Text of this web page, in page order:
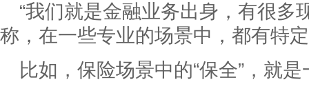
“我们就是金融业务出身，有很多
称，在一些专业的场景中，都有特
比如，保险场景中的“保全”，就